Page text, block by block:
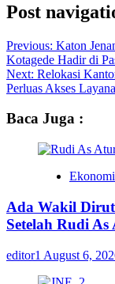
Post
Previous: Katon
Kotagede Hadir di
Next: Relokasi
Perluas Akses
Baca Juga :
Ada Wakil
Setelah Rudi
editor1 August 6,